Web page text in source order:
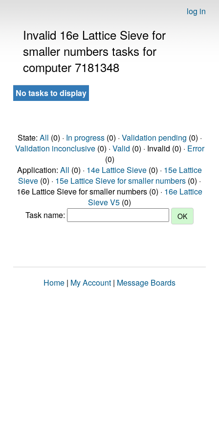
log in
Invalid 16e Lattice Sieve for
smaller numbers tasks for
computer 7181348
No tasks to display
State: All (0) · In progress(0) · Validation pending (0) ·
Validation inconclusive(0) · Valid (0) · Invalid (0) · Error
(0)
Application: All (0) · 14e Lattice Sieve (0) · 15e Lattice
Sieve (0) · 15e Lattice Sieve for smaller numbers (0) ·
16e Lattice Sieve for smaller numbers (0) · 16e Lattice
Sieve V5 (0)
Task name:
Home | My Account | Message Boards